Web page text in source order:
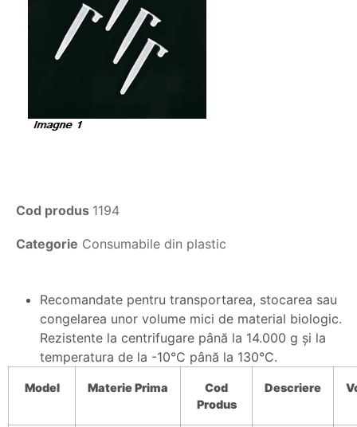
Cod produs 1194
Categorie Consumabile din plastic
Recomandate pentru transportarea, stocarea sau
congelarea unor volume mici de material biologic.
Rezistente la centrifugare până la 14.000 g şi la
temperatura de la -10°C până la 130°C.
Model MateriePrima
Cod
Produs
Descriere